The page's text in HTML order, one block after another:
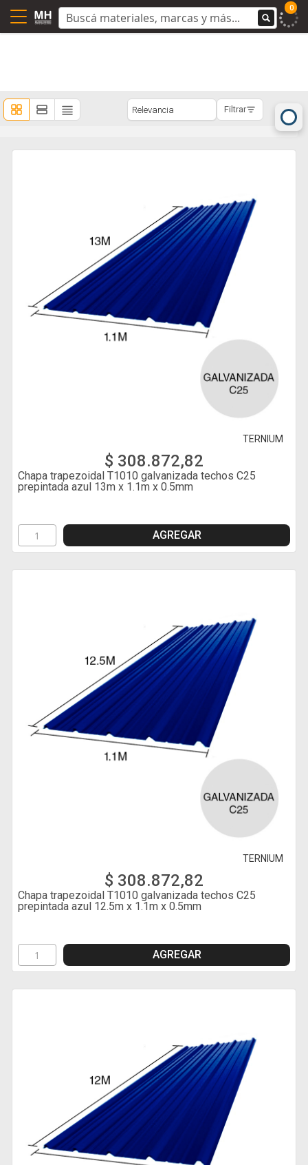
0
Filtrar
TERNIUM
$ 308.872,82
Chapa trapezoidal T1010 galvanizada techos C25
prepintada azul 13m x 1.1m x 0.5mm
AGREGAR
TERNIUM
$ 308.872,82
Chapa trapezoidal T1010 galvanizada techos C25
prepintada azul 12.5m x 1.1m x 0.5mm
AGREGAR